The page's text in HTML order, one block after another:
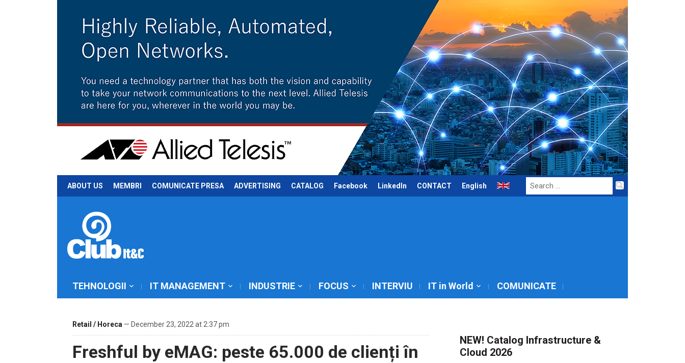
ABOUT US MEMBRI COMUNICATE PRESA ADVERTISING CATALOG Facebook LinkedIn CONTACT English
Search
for:
TEHNOLOGII IT MANAGEMENT INDUSTRIE FOCUS INTERVIU IT in World COMUNICATE
Retail / Horeca — December 23, 2022 at 2:37 pm
Freshful by eMAG: peste 65.000 de clienți în
NEW! Catalog Infrastructure &
Cloud 2026